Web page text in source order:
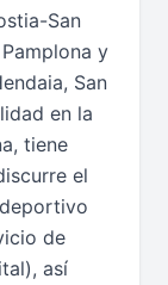
San
y
San
en la
tiene
el
de
así